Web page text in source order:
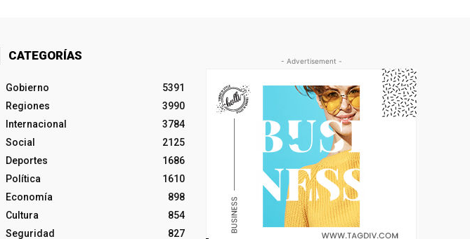
CATEGORÍAS
Gobierno
5391
Regiones
3990
Internacional
3784
Social
2125
Deportes
1686
Política
1610
Economía
898
Cultura
854
Seguridad
827
- Advertisement -